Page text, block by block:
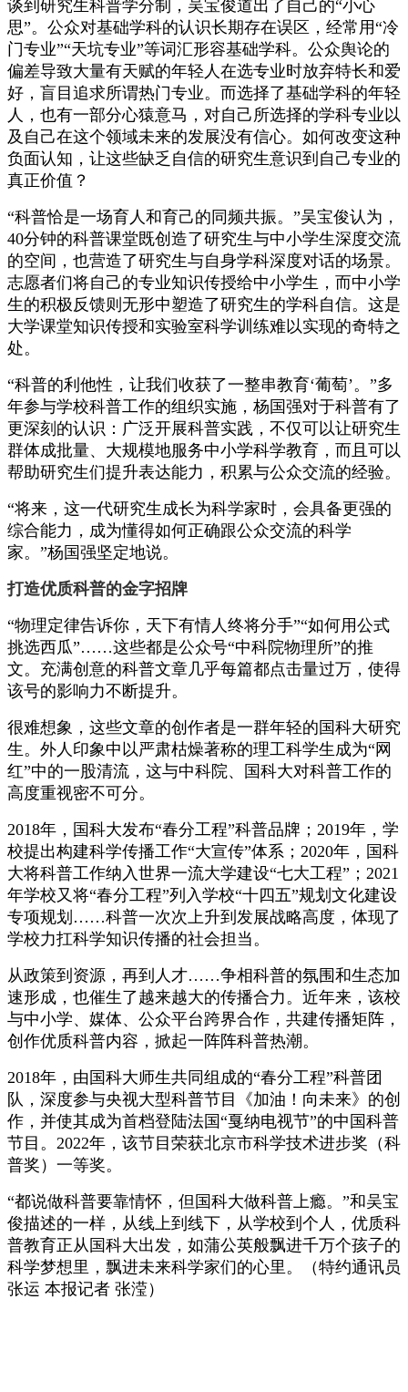
谈到研究生科普学分制，吴宝俊道出了自己的“小心
思”。公众对基础学科的认识长期存在误区，经常用“冷
门专业”“天坑专业”等词汇形容基础学科。公众舆论的
偏差导致大量有天赋的年轻人在选专业时放弃特长和爱
好，盲目追求所谓热门专业。而选择了基础学科的年轻
人，也有一部分心猿意马，对自己所选择的学科专业以
及自己在这个领域未来的发展没有信心。如何改变这种
负面认知，让这些缺乏自信的研究生意识到自己专业的
真正价值？
“科普恰是一场育人和育己的同频共振。”吴宝俊认为，
40分钟的科普课堂既创造了研究生与中小学生深度交流
的空间，也营造了研究生与自身学科深度对话的场景。
志愿者们将自己的专业知识传授给中小学生，而中小学
生的积极反馈则无形中塑造了研究生的学科自信。这是
大学课堂知识传授和实验室科学训练难以实现的奇特之
处。
“科普的利他性，让我们收获了一整串教育‘葡萄’。”多
年参与学校科普工作的组织实施，杨国强对于科普有了
更深刻的认识：广泛开展科普实践，不仅可以让研究生
群体成批量、大规模地服务中小学科学教育，而且可以
帮助研究生们提升表达能力，积累与公众交流的经验。
“将来，这一代研究生成长为科学家时，会具备更强的
综合能力，成为懂得如何正确跟公众交流的科学
家。”杨国强坚定地说。
打造优质科普的金字招牌
“物理定律告诉你，天下有情人终将分手”“如何用公式
挑选西瓜”……这些都是公众号“中科院物理所”的推
文。充满创意的科普文章几乎每篇都点击量过万，使得
该号的影响力不断提升。
很难想象，这些文章的创作者是一群年轻的国科大研究
生。外人印象中以严肃枯燥著称的理工科学生成为“网
红”中的一股清流，这与中科院、国科大对科普工作的
高度重视密不可分。
2018年，国科大发布“春分工程”科普品牌；2019年，学
校提出构建科学传播工作“大宣传”体系；2020年，国科
大将科普工作纳入世界一流大学建设“七大工程”；2021
年学校又将“春分工程”列入学校“十四五”规划文化建设
专项规划……科普一次次上升到发展战略高度，体现了
学校力扛科学知识传播的社会担当。
从政策到资源，再到人才……争相科普的氛围和生态加
速形成，也催生了越来越大的传播合力。近年来，该校
与中小学、媒体、公众平台跨界合作，共建传播矩阵，
创作优质科普内容，掀起一阵阵科普热潮。
2018年，由国科大师生共同组成的“春分工程”科普团
队，深度参与央视大型科普节目《加油！向未来》的创
作，并使其成为首档登陆法国“戛纳电视节”的中国科普
节目。2022年，该节目荣获北京市科学技术进步奖（科
普奖）一等奖。
“都说做科普要靠情怀，但国科大做科普上瘾。”和吴宝
俊描述的一样，从线上到线下，从学校到个人，优质科
普教育正从国科大出发，如蒲公英般飘进千万个孩子的
科学梦想里，飘进未来科学家们的心里。（特约通讯员
张运 本报记者 张滢）